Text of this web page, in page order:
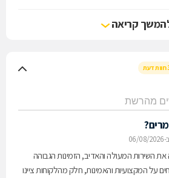
מקלחוני חזית, מקלחונים מכופפים,
הזזה, מקלחוני אקורדיון, מקלחונים בעלי
קריאה
מהרשת
את השירות המעולה והאדיב, הזמינות הגבוהה
על המקצועיות והאמינות, חלק מהלקוחות ציינו